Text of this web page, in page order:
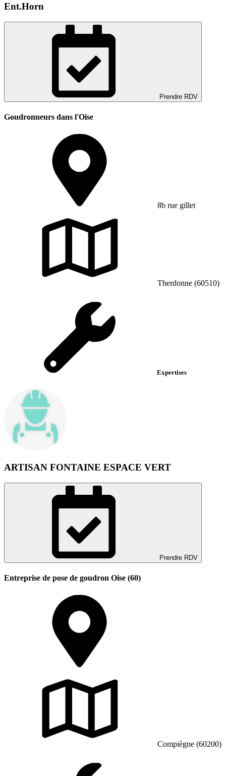
Ent.Horn
Prendre RDV
Goudronneurs dans l'Oise
8b rue gillet
Therdonne (60510)
Expertises
ARTISAN FONTAINE ESPACE VERT
Prendre RDV
Entreprise de pose de goudron Oise (60)
Compiègne (60200)